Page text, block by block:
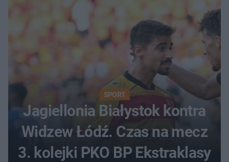
SPORT
Jagiellonia Białystok kontra
Widzew Łódź. Czas na mecz
3. kolejki PKO BP Ekstraklasy